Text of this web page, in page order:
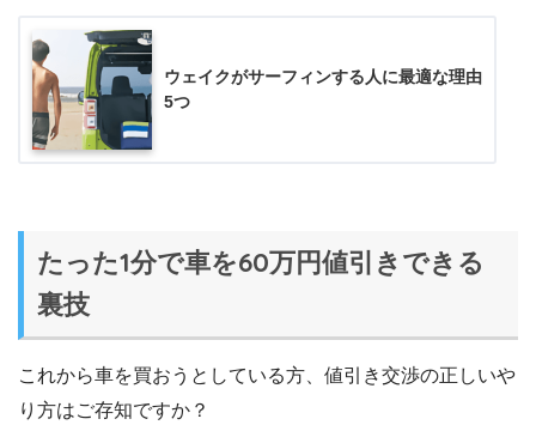
ウェイクがサーフィンする人に最適な理由
5つ
たった1分で車を60万円値引きできる
裏技
これから車を買おうとしている方、値引き交渉の正しいや
り方はご存知ですか？